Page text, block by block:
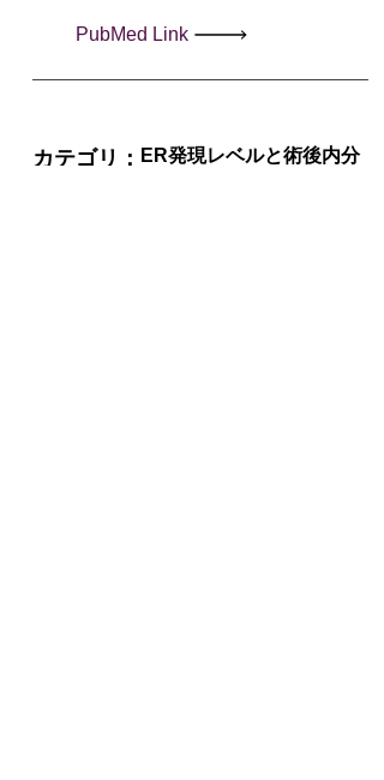
PubMed Link
カテゴリ： ER発現レベルと術後内分